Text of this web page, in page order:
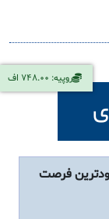
روپیه: 748.00 اف
فرصت